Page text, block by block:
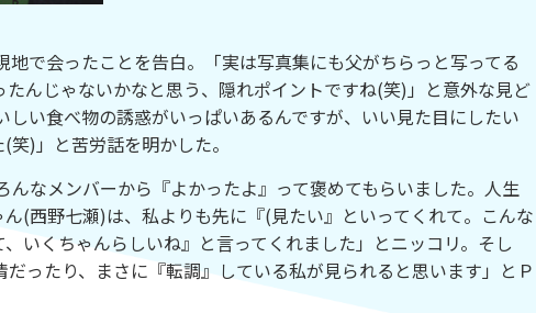
で会ったことを告白。「実は写真集にも父がちらっと写ってる
んじゃないかなと思う、隠れポイントですね(笑)」と意外な見ど
い食べ物の誘惑がいっぱいあるんですが、いい見た目にしたい
)」と苦労話を明かした。
なメンバーから『よかったよ』って褒めてもらいました。人生
(西野七瀬)は、私よりも先に『(見たい』といってくれて。こんな
いくちゃんらしいね』と言ってくれました」とニッコリ。そし
ったり、まさに『転調』している私が見られると思います」とＰ